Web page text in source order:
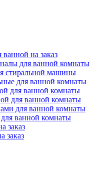
на заказ
для ванной комнаты
стиральной машины
для ванной комнаты
для ванной комнаты
для ванной комнаты
для ванной комнаты
ванной комнаты
заказ
заказ